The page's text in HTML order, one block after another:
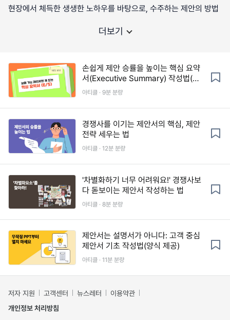
현장에서 체득한 생생한 노하우를 바탕으로, 수주하는 제안의 방법
더보기
손쉽게 제안 승률을 높이는 핵심 요약
서(Executive Summary) 작성법(템
플릿 포함)
아티클 · 9분 분량
경쟁사를 이기는 제안서의 핵심, 제안
전략 세우는 법
아티클 · 12분 분량
'차별화하기 너무 어려워요!' 경쟁사보
다 돋보이는 제안서 작성하는 법
아티클 · 8분 분량
제안서는 설명서가 아니다: 고객 중심
제안서 기초 작성법(양식 제공)
아티클 · 11분 분량
저자 지원 고객센터 뉴스레터
이용약관
개인정보 처리방침